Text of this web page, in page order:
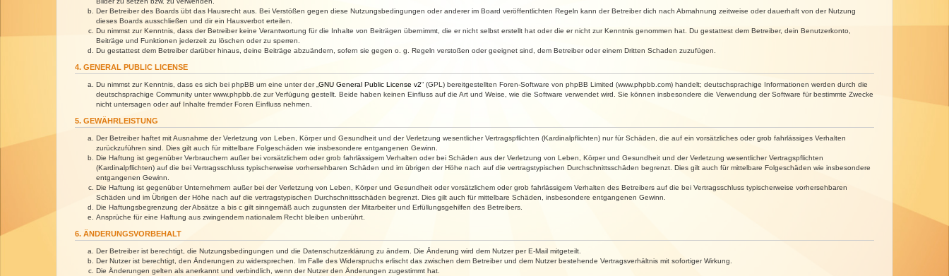
Der Betreiber des Boards übt das Hausrecht aus. Bei Verstößen gegen diese Nutzungsbedingungen oder anderer im Board veröffentlichten Regeln kann der Betreiber dich nach Abmahnung zeitweise oder dauerhaft von der Nutzung
dieses Boards ausschließen und dir ein Hausverbot erteilen.
Du nimmst zur Kenntnis, dass der Betreiber keine Verantwortung für die Inhalte von Beiträgen übernimmt, die er nicht selbst erstellt hat oder die er nicht zur Kenntnis genommen hat. Du gestattest dem Betreiber, dein Benutzerkonto,
Beiträge und Funktionen jederzeit zu löschen oder zu sperren.
Du gestattest dem Betreiber darüber hinaus, deine Beiträge abzuändern, sofern sie gegen o. g. Regeln verstoßen oder geeignet sind, dem Betreiber oder einem Dritten Schaden zuzufügen.
4. GENERAL PUBLIC LICENSE
Du nimmst zur Kenntnis, dass es sich bei phpBB um eine unter der „ GNU General Public License v2“ (GPL) bereitgestellten Foren-Software von phpBB Limited (www.phpbb.com) handelt; deutschsprachige Informationen werden durch die
deutschsprachige Community unter www.phpbb.de zur Verfügung gestellt. Beide haben keinen Einfluss auf die Art und Weise, wie die Software verwendet wird. Sie können insbesondere die Verwendung der Software für bestimmte Zwecke
nicht untersagen oder auf Inhalte fremder Foren Einfluss nehmen.
5. GEWÄHRLEISTUNG
Der Betreiber haftet mit Ausnahme der Verletzung von Leben, Körper und Gesundheit und der Verletzung wesentlicher Vertragspflichten (Kardinalpflichten) nur für Schäden, die auf ein vorsätzliches oder grob fahrlässiges Verhalten
zurückzuführen sind. Dies gilt auch für mittelbare Folgeschäden wie insbesondere entgangenen Gewinn.
Die Haftung ist gegenüber Verbrauchern außer bei vorsätzlichem oder grob fahrlässigem Verhalten oder bei Schäden aus der Verletzung von Leben, Körper und Gesundheit und der Verletzung wesentlicher Vertragspflichten
(Kardinalpflichten) auf die bei Vertragsschluss typischerweise vorhersehbaren Schäden und im übrigen der Höhe nach auf die vertragstypischen Durchschnittsschäden begrenzt. Dies gilt auch für mittelbare Folgeschäden wie insbesondere
entgangenen Gewinn.
Die Haftung ist gegenüber Unternehmern außer bei der Verletzung von Leben, Körper und Gesundheit oder vorsätzlichem oder grob fahrlässigem Verhalten des Betreibers auf die bei Vertragsschluss typischerweise vorhersehbaren
Schäden und im Übrigen der Höhe nach auf die vertragstypischen Durchschnittsschäden begrenzt. Dies gilt auch für mittelbare Schäden, insbesondere entgangenen Gewinn.
Die Haftungsbegrenzung der Absätze a bis c gilt sinngemäß auch zugunsten der Mitarbeiter und Erfüllungsgehilfen des Betreibers.
Ansprüche für eine Haftung aus zwingendem nationalem Recht bleiben unberührt.
6. ÄNDERUNGSVORBEHALT
Der Betreiber ist berechtigt, die Nutzungsbedingungen und die Datenschutzerklärung zu ändern. Die Änderung wird dem Nutzer per E-Mail mitgeteilt.
Der Nutzer ist berechtigt, den Änderungen zu widersprechen. Im Falle des Widerspruchs erlischt das zwischen dem Betreiber und dem Nutzer bestehende Vertragsverhältnis mit sofortiger Wirkung.
Die Änderungen gelten als anerkannt und verbindlich, wenn der Nutzer den Änderungen zugestimmt hat.